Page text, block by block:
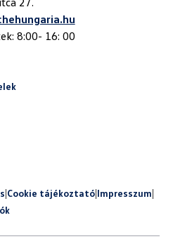
8:00- 16: 00
|Cookie tájékoztató|Impresszum|